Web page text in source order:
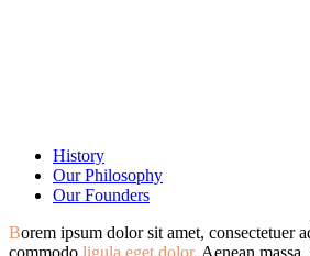
History
Our Philosophy
Our Founders
Borem ipsum dolor sit amet, consectetuer
commodo ligula eget dolor. Aenean